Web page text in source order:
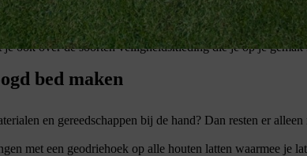
ook over de soorten veiligheidskleding die je op je
bed maken
en gereedschappen bij de hand? Dan resten er
met een geodriehoek op alle houten latten waarmee je